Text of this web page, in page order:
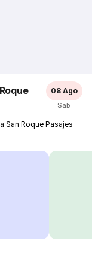
08 Ago
Sáb
San Roque Pasajes